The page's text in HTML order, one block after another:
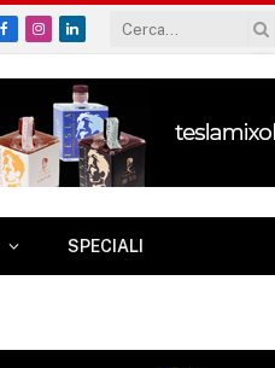
Facebook
Instagram
LinkedIn
SPECIALI